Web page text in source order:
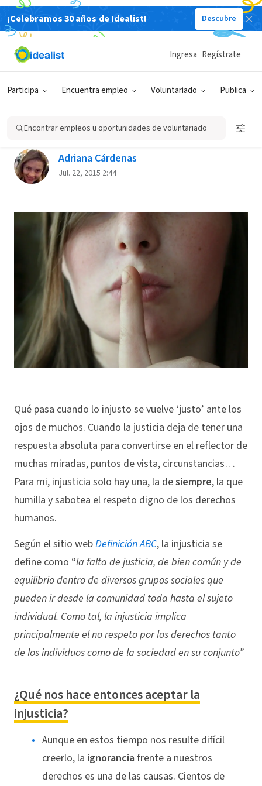
¡Celebramos 30 años de Idealist! Descubre
Participa Encuentra empleo Voluntariado Publica
Ingresa Regístrate
Encontrar empleos u oportunidades de voluntariado
Back
Cuando los justos aceptan la
injusticia
Adriana Cárdenas
Jul. 22, 2015 2:44
Qué pasa cuando lo injusto se vuelve ‘justo’ ante los
ojos de muchos. Cuando la justicia deja de tener una
respuesta absoluta para convertirse en el reflector de
muchas miradas, puntos de vista, circunstancias…
Para mi, injusticia solo hay una, la desiempre, la que
humilla y sabotea el respeto digno de los derechos
humanos.
Según el sitio webDefinición ABC, la injusticia se
define como “la falta de justicia, de bien común y de
equilibrio dentro de diversos grupos sociales que
pueden ir desde la comunidad toda hasta el sujeto
individual. Como tal, la injusticia implica
principalmente el no respeto por los derechos tanto
de los individuos como de la sociedad en su conjunto”
¿Qué nos hace entonces aceptar la
injusticia?
Aunque en estos tiempo nos resulte difícil
creerlo, la ignorancia frente a nuestros
derechos es una de las causas. Cientos de